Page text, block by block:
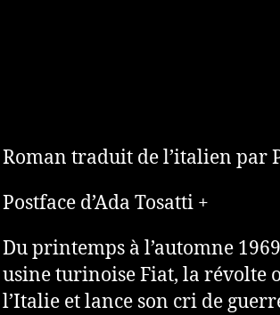
Roman traduit de l’italien par
Postface d’Ada Tosatti +
Du prin­temps à l’automne
usine turi­noise Fiat, la révolte
l’Italie et lance son cri de